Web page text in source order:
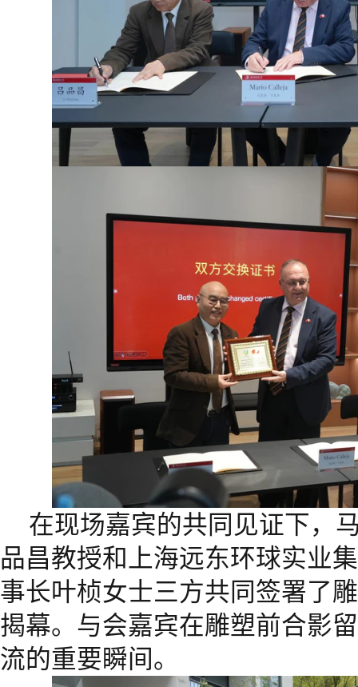
在现场嘉宾的共同见证下，
品昌教授和上海远东环球实业
事长叶桢女士三方共同签署了
揭幕。与会嘉宾在雕塑前合影
流的重要瞬间。